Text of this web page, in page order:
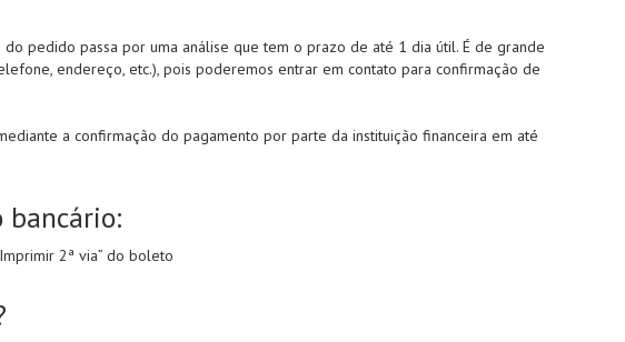
pedido passa por uma análise que tem o prazo de até 1 dia útil. É de grande
endereço, etc.), pois poderemos entrar em contato para confirmação de
a confirmação do pagamento por parte da instituição financeira em até
2ª via” do boleto